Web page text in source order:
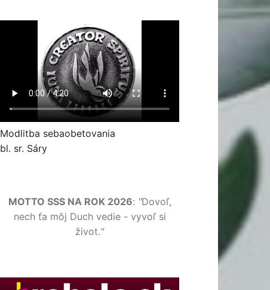
Modlitba sebaobetovania
bl. sr. Sáry
MOTTO SSS NA ROK 2026: "Dovoľ,
nech ťa môj Duch vedie - vyvoľ si
život."